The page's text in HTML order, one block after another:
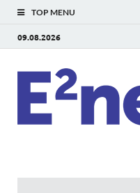
TOP MENU
09.08.2026